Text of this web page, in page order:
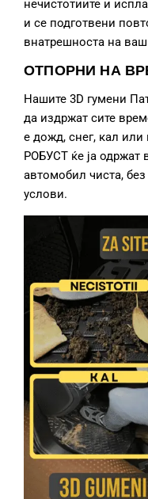
нечистотиите и
и се подготвени
внатрешноста на
ОТПОРНИ НА
Нашите 3D гумени
да издржат сите
е дожд, снег, кал
РОБУСТ ќе ја одржат
автомобил чиста,
услови.